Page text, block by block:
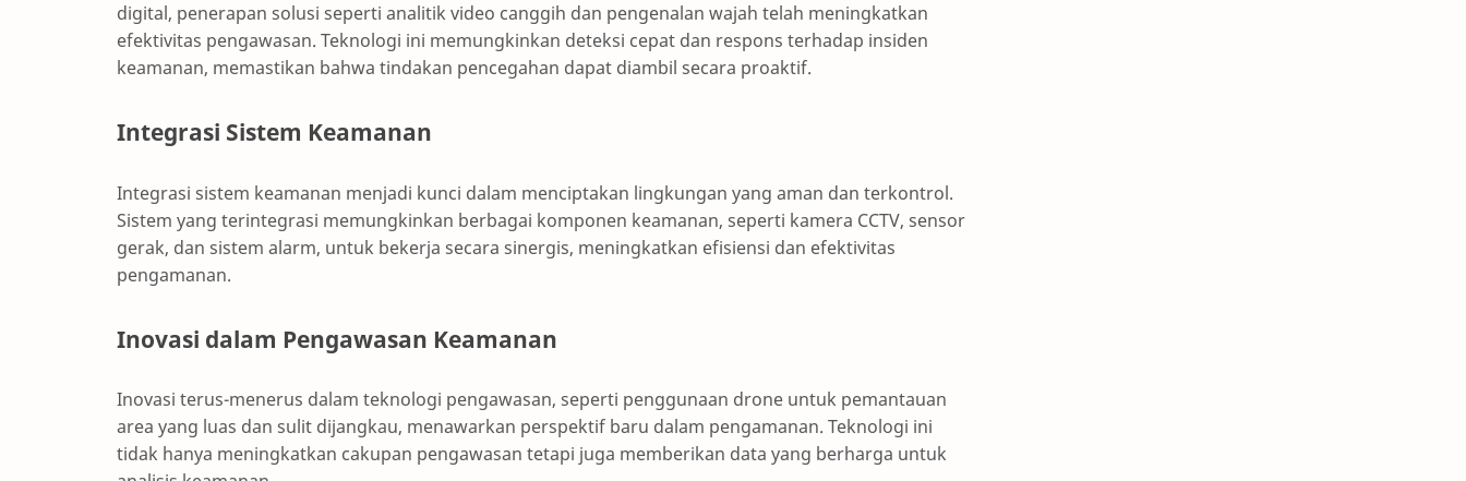
digital, penerapan solusi seperti analitik video canggih dan pengenalan wajah telah meningkatkan
efektivitas pengawasan. Teknologi ini memungkinkan deteksi cepat dan respons terhadap insiden
keamanan, memastikan bahwa tindakan pencegahan dapat diambil secara proaktif.
Integrasi Sistem Keamanan
Integrasi sistem keamanan menjadi kunci dalam menciptakan lingkungan yang aman dan terkontrol.
Sistem yang terintegrasi memungkinkan berbagai komponen keamanan, seperti kamera CCTV, sensor
gerak, dan sistem alarm, untuk bekerja secara sinergis, meningkatkan efisiensi dan efektivitas
pengamanan.
Inovasi dalam Pengawasan Keamanan
Inovasi terus-menerus dalam teknologi pengawasan, seperti penggunaan drone untuk pemantauan
area yang luas dan sulit dijangkau, menawarkan perspektif baru dalam pengamanan. Teknologi ini
tidak hanya meningkatkan cakupan pengawasan tetapi juga memberikan data yang berharga untuk